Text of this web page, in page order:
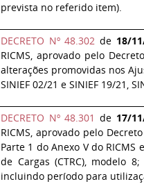
prevista no referido item).
DECRETO Nº 48.302 de 18/
RICMS, aprovado pelo
alterações promovidas nos
SINIEF 02/21 e SINIEF 19/21,
DECRETO Nº 48.301 de 17/
RICMS, aprovado pelo
Parte 1 do Anexo V do
de Cargas (CTRC), modelo
incluindo período para